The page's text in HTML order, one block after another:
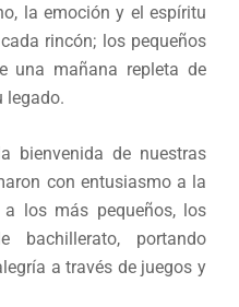
la emoción y el espíritu
rincón; los pequeños
una mañana repleta de
legado.
bienvenida de nuestras
con entusiasmo a la
a los más pequeños, los
bachillerato, portando
a través de juegos y